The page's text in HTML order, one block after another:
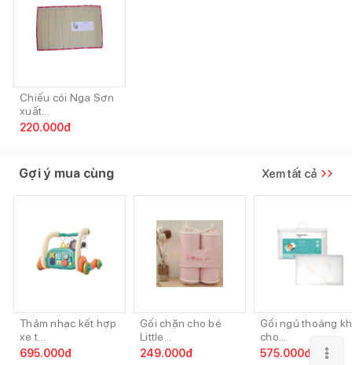
Chiếu cói Nga Sơn
xuất...
220.000đ
Gợi ý mua cùng Xem tất cả
Thảm nhạc kết hợp
xe t...
695.000đ
Gối chặn cho bé
Little...
249.000đ
Gối ngủ thoáng
cho...
575.000đ